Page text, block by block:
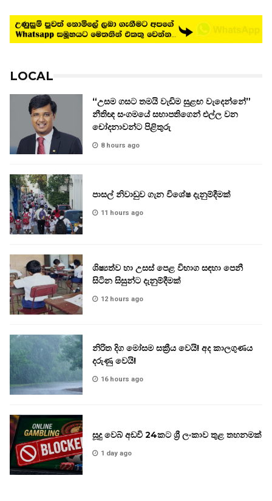
LOCAL
“උසම ගසට තමයි වැඩිම සුළඟ වැදෙන්නේ”
නීතිඥ සංගමයේ සභාපතිගෙන් එල්ල වන
චෝදනාවන්ට පිළිතුරු
8 hours ago
පාසල් නිවාඩුව ගැන විශේෂ දැනුම්දීමක්
11 hours ago
ශිෂ්‍යත්ව හා උසස් පෙළ විභාග සඳහා පෙනී
සිටින සිසුන්ට දැනුම්දීමක්
12 hours ago
නිරිත දිග මෝසම සක්‍රීය වෙයි! අද කාලගුණය
දරුණු වෙයි!
16 hours ago
සූදු වෙබ් අඩවි 24කට ශ්‍රී ලංකාව තුළ තහනමක්
1 day ago